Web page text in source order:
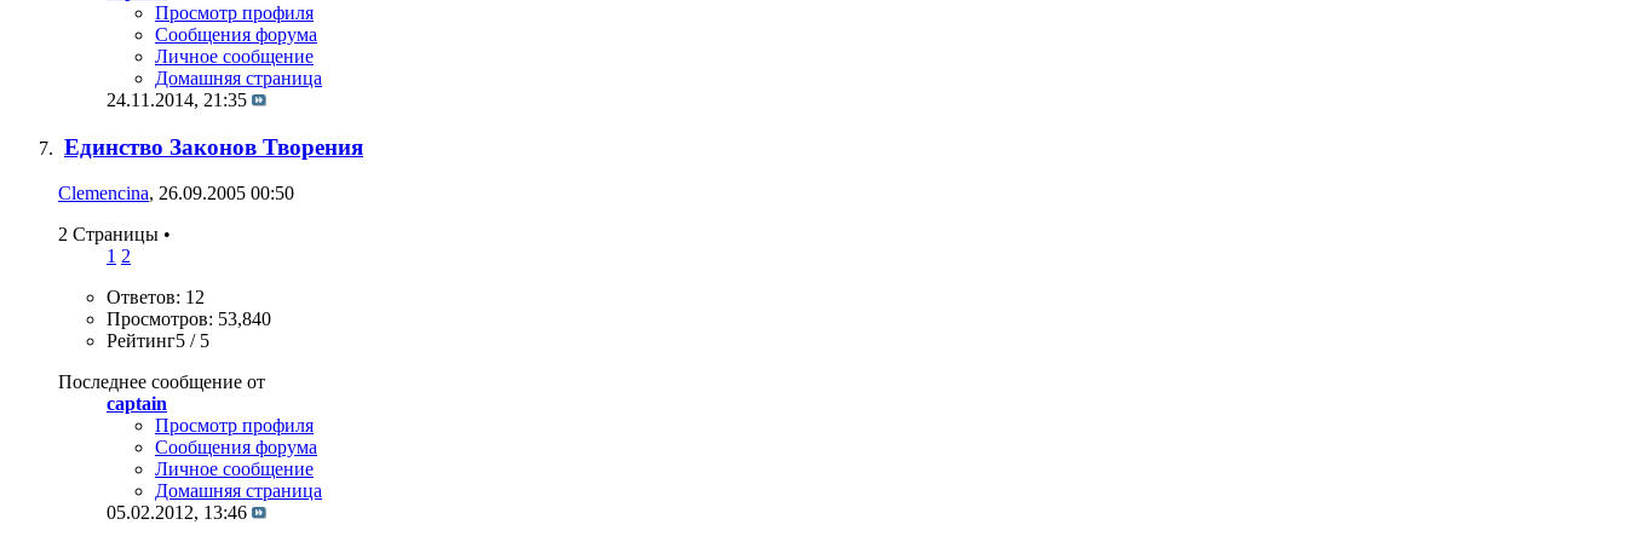
Просмотр профиля
Сообщения форума
Личное сообщение
Домашняя страница
24.11.2014, 21:35
Единство Законов Творения
Clemencina, 26.09.2005 00:50
2 Страницы •
1 2
Ответов: 12
Просмотров: 53,840
Рейтинг5 / 5
Последнее сообщение от
captain
Просмотр профиля
Сообщения форума
Личное сообщение
Домашняя страница
05.02.2012, 13:46